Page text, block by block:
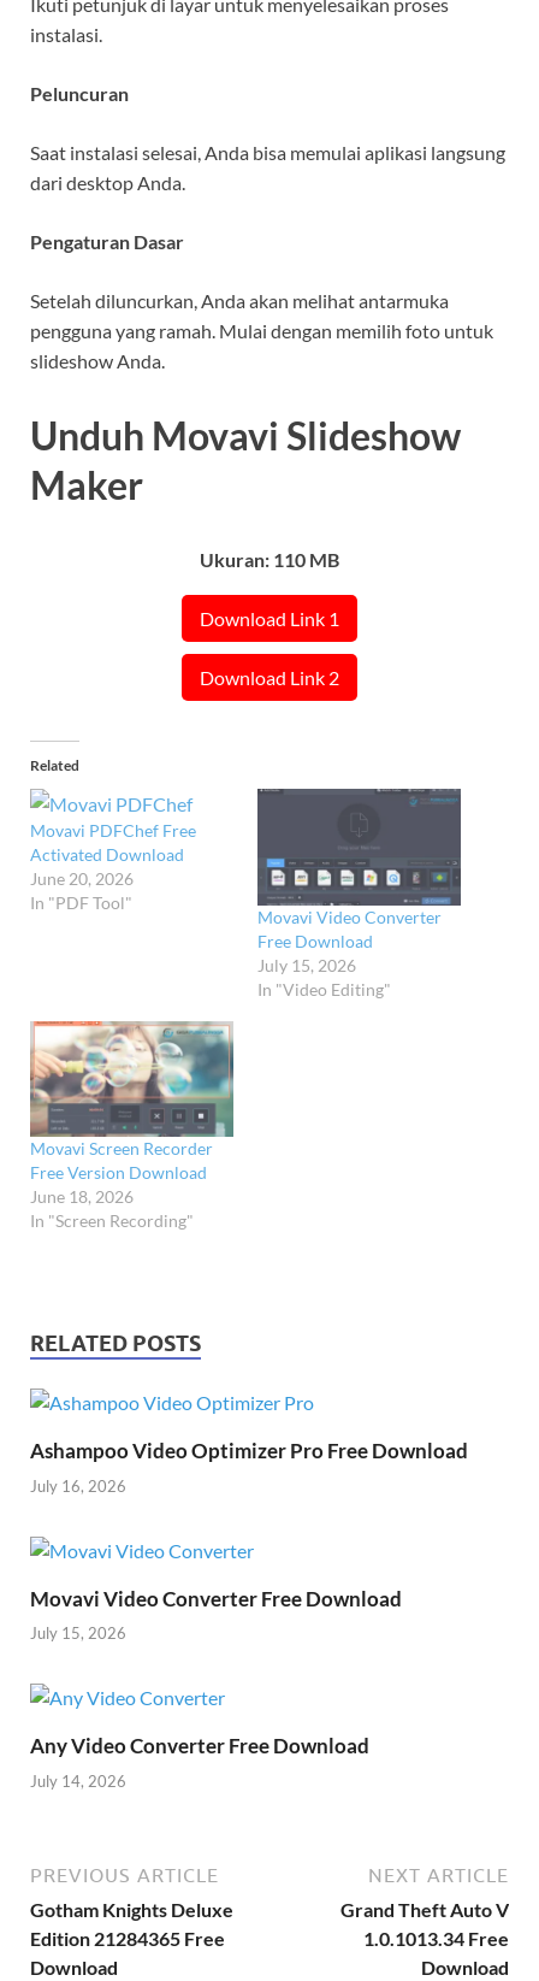
Ikuti petunjuk di layar untuk menyelesaikan proses
instalasi.
Peluncuran
Saat instalasi selesai, Anda bisa memulai aplikasi langsung
dari desktop Anda.
Pengaturan Dasar
Setelah diluncurkan, Anda akan melihat antarmuka
pengguna yang ramah. Mulai dengan memilih foto untuk
slideshow Anda.
Unduh Movavi Slideshow
Maker
Ukuran: 110 MB
Download Link 1
Download Link 2
Related
Movavi PDFChef Free
Activated Download
June 20, 2026
In "PDF Tool"
Movavi Video Converter
Free Download
July 15, 2026
In "Video Editing"
Movavi Screen Recorder
Free Version Download
June 18, 2026
In "Screen Recording"
RELATED POSTS
Ashampoo Video Optimizer Pro Free Download
July 16, 2026
Movavi Video Converter Free Download
July 15, 2026
Any Video Converter Free Download
July 14, 2026
PREVIOUS ARTICLE
Gotham Knights Deluxe
Edition 21284365 Free
Download
NEXT ARTICLE
Grand Theft Auto V
1.0.1013.34 Free
Download